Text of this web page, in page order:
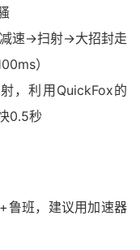
速→扫射→大招封走
）
，利用QuickFox的
0.5秒
鲁班，建议用加速器